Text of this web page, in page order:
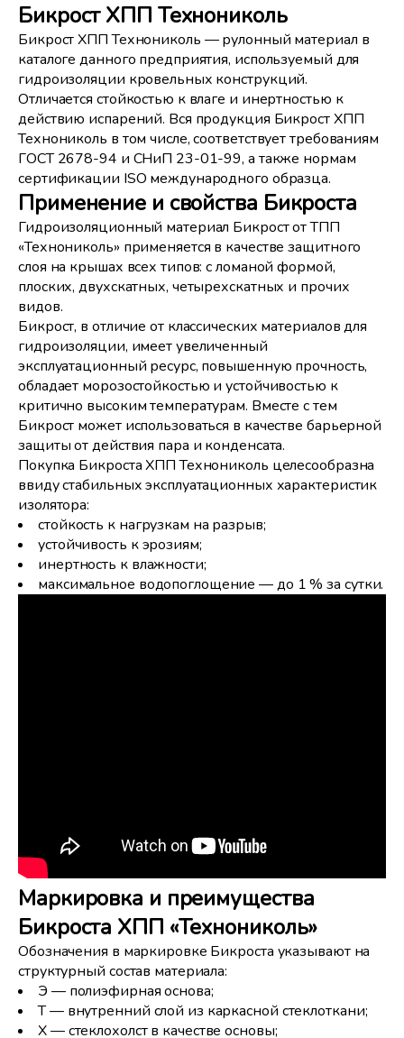
Бикрост ХПП Технониколь
Бикрост XПП Технониколь — рулонный материал в
каталоге данного предприятия, используемый для
гидроизоляции кровельных конструкций.
Отличается стойкостью к влаге и инертностью к
действию испарений. Вся продукция Бикрост XПП
Технониколь в том числе, соответствует требованиям
ГОСТ 2678-94 и СНиП 23-01-99, а также нормам
сертификации ISO международного образца.
Применение и свойства Бикроста
Гидроизоляционный материал Бикрост от ТПП
«Технониколь» применяется в качестве защитного
слоя на крышах всех типов: с ломаной формой,
плоских, двухскатных, четырехскатных и прочих
видов.
Бикрост, в отличие от классических материалов для
гидроизоляции, имеет увеличенный
эксплуатационный ресурс, повышенную прочность,
обладает морозостойкостью и устойчивостью к
критично высоким температурам. Вместе с тем
Бикрост может использоваться в качестве барьерной
защиты от действия пара и конденсата.
Покупка Бикроста ХПП Технониколь целесообразна
ввиду стабильных эксплуатационных характеристик
изолятора:
стойкость к нагрузкам на разрыв;
устойчивость к эрозиям;
инертность к влажности;
максимальное водопоглощение — до 1 % за сутки.
Маркировка и преимущества
Бикроста ХПП «Технониколь»
Обозначения в маркировке Бикроста указывают на
структурный состав материала:
Э — полиэфирная основа;
Т — внутренний слой из каркасной стеклоткани;
Х — стеклохолст в качестве основы;